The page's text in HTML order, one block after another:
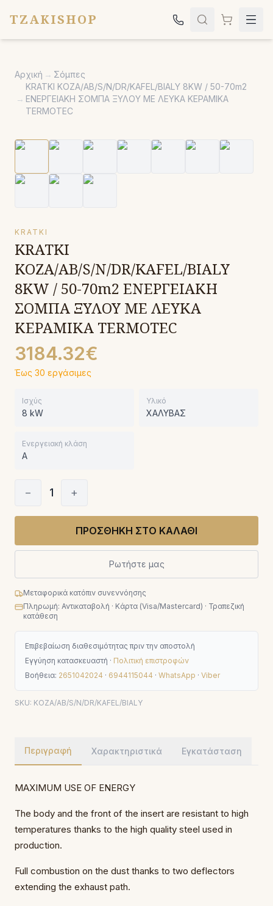
TZAKISHOP
Σόμπες
Ψησταριές
Εκκλησιαστικά
Σχετικά
Αρχική → Σόμπες
→
KRATKI KOZA/AB/S/N/DR/KAFEL/BIALY 8KW / 50-70m2
ΕΝΕΡΓΕΙΑΚΗ ΣΟΜΠΑ ΞΥΛΟΥ ΜΕ ΛΕΥΚΑ ΚΕΡΑΜΙΚΑ
TERMOTEC
KRATKI
KRATKI
KOZA/AB/S/N/DR/KAFEL/BIALY
8KW / 50-70m2 ΕΝΕΡΓΕΙΑΚΗ
ΣΟΜΠΑ ΞΥΛΟΥ ΜΕ ΛΕΥΚΑ
ΚΕΡΑΜΙΚΑ TERMOTEC
3184.32€
Έως 30 εργάσιμες
Ισχύς
8 kW
Υλικό
ΧΑΛΥΒΑΣ
Ενεργειακή κλάση
A
− 1 +
ΠΡΟΣΘΗΚΗ ΣΤΟ ΚΑΛΑΘΙ
Ρωτήστε μας
Μεταφορικά κατόπιν συνεννόησης
Πληρωμή: Αντικαταβολή · Κάρτα (Visa/Mastercard) · Τραπεζική
κατάθεση
Επιβεβαίωση διαθεσιμότητας πριν την αποστολή
Εγγύηση κατασκευαστή · Πολιτική επιστροφών
Βοήθεια: 2651042024 · 6944115044 · WhatsApp · Viber
SKU: KOZA/AB/S/N/DR/KAFEL/BIALY
Περιγραφή Χαρακτηριστικά Εγκατάσταση
MAXIMUM USE OF ENERGY
The body and the front of the insert are resistant to high
temperatures thanks to the high quality steel used in
production.
Full combustion on the dust thanks to two deflectors
extending the exhaust path.